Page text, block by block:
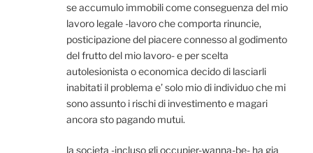
se accumulo immobili come conseguenza del mio
lavoro legale -lavoro che comporta rinuncie,
posticipazione del piacere connesso al godimento
del frutto del mio lavoro- e per scelta
autolesionista o economica decido di lasciarli
inabitati il problema e’ solo mio di individuo che mi
sono assunto i rischi di investimento e magari
ancora sto pagando mutui.
la societa -incluso gli occupier-wanna-be- ha gia